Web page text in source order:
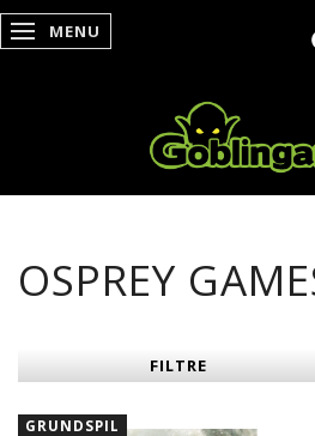
SKIFTE NAVIGATION
MENU
OSPREY
FILTRE
GRUNDSPIL